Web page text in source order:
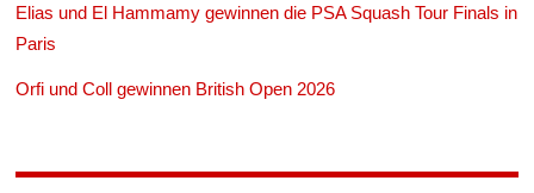
Elias und El Hammamy gewinnen die PSA Squash Tour Finals in
Paris
Orfi und Coll gewinnen British Open 2026